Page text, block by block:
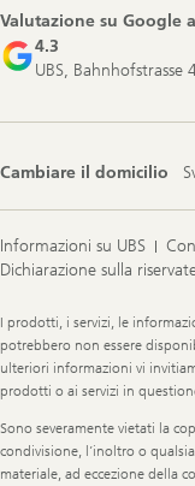
Valutazione su Google
4.3
UBS,
Cambiare il domicilio
Informazioni su UBS
Dichiarazione sulla
Legal
Information
I prodotti, i servizi, le
potrebbero non essere
ulteriori informazioni vi
prodotti o ai servizi in
Sono severamente vietati la
condivisione, l’inoltro o
materiale, ad eccezione della